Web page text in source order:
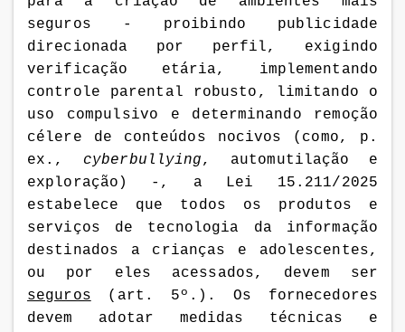
seguros -
proibindo publicidade
direcionada por perfil, exigindo
verificação etária, implementando
controle parental robusto, limitando o
uso compulsivo e determinando remoção
célere de conteúdos nocivos (como, p.
ex., cyberbullying, automutilação e
exploração) -, a Lei 15.211/2025
estabelece que todos os produtos e
serviços de tecnologia da informação
destinados a crianças e adolescentes,
ou por eles acessados, devem ser
seguros (art. 5º.). Os fornecedores
devem adotar medidas técnicas e